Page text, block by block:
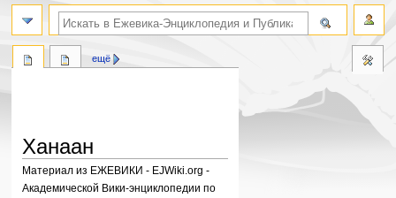
Ханаан
Материал из ЕЖЕВИКИ - EJWiki.org -
Академической Вики-энциклопедии по
ещё
поиск по словам